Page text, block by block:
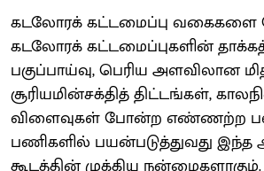
கடலோரக் கட்டமைப்பு வகைகளை
கடலோரக் கட்டமைப்புகளின்
பகுப்பாய்வு, பெரிய அளவிலான
சூரியமின்சக்தித் திட்டங்கள்,
விளைவுகள் போன்ற எண்ணற்ற
பணிகளில் பயன்படுத்துவது இந்த